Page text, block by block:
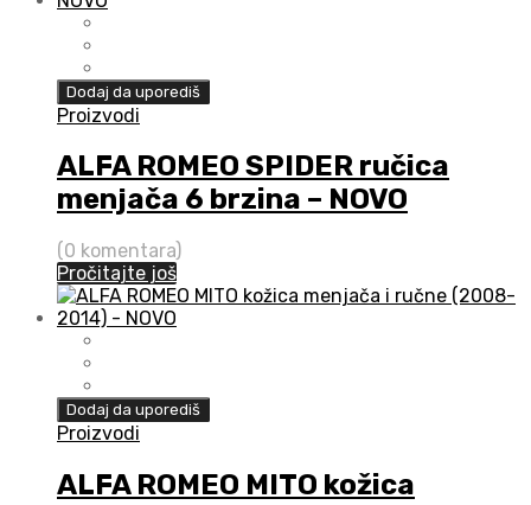
Dodaj da uporediš
Proizvodi
ALFA ROMEO SPIDER ručica
menjača 6 brzina – NOVO
(0 komentara)
Pročitajte još
Dodaj da uporediš
Proizvodi
ALFA ROMEO MITO kožica